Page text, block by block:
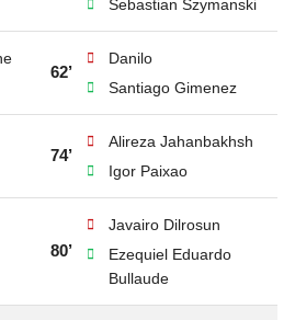
Sebastian Szymanski
62’
Danilo
Santiago Gimenez
74’
Alireza Jahanbakhsh
Igor Paixao
80’
Javairo Dilrosun
Ezequiel Eduardo
Bullaude